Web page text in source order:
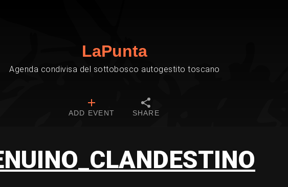
LaPunta
Agenda condivisa del sottobosco autogestito toscano
ADD EVENT SHARE